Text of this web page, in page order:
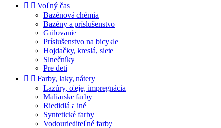
  Voľný čas
Bazénová chémia
Bazény a príslušenstvo
Grilovanie
Príslušenstvo na bicykle
Hojdačky, kreslá, siete
Slnečníky
Pre deti
  Farby, laky, nátery
Lazúry, oleje, impregnácia
Maliarske farby
Riedidlá a iné
Syntetické farby
Vodouriediteľné farby